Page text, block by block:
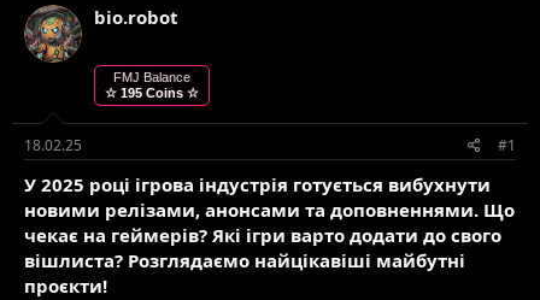
т
о
р
м
и
т
т
в
о
е
н
н
я
bio.robot
FMJ Balance
☆ 195 Coins ☆
18.02.25 #1
У 2025 році ігрова індустрія готується вибухнути
новими релізами, анонсами та доповненнями. Що
чекає на геймерів? Які ігри варто додати до свого
вішлиста? Розглядаємо найцікавіші майбутні
проєкти!